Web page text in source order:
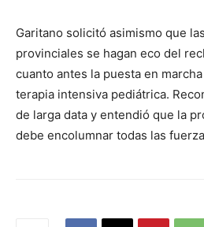
Garitano solicitó asimismo que
provinciales se hagan eco del
cuanto antes la puesta en
terapia intensiva pediátrica.
de larga data y entendió que la
debe encolumnar todas las